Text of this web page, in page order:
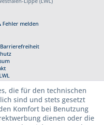
Fehler melden
die für den technischen
sind und stets gesetzt
Komfort bei Benutzung
dienen oder die